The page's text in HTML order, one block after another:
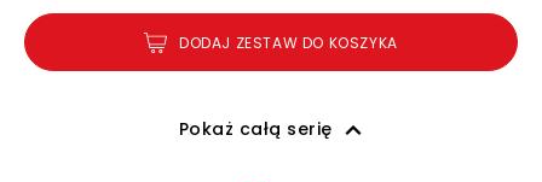
DODAJ ZESTAW DO KOSZYKA
Pokaż całą serię